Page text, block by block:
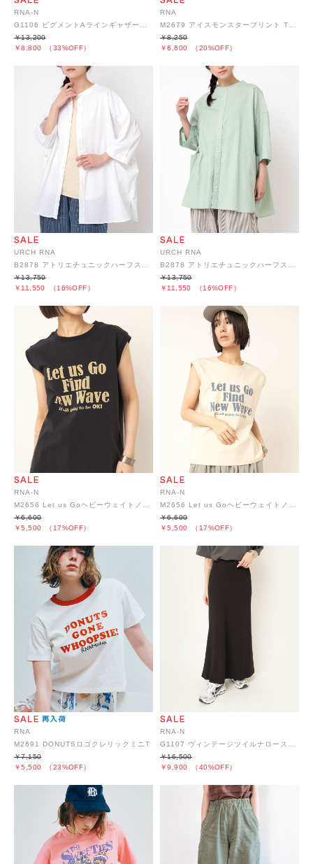
RNA-N
￥8,800 （33%OFF）
￥13,200
RNA
￥6,600 （20%OFF）
￥8,250
URCH RNA
￥11,550 （16%OFF）
￥13,750
URCH RNA
￥11,550 （16%OFF）
￥13,750
RNA-N
￥5,500 （17%OFF）
￥6,600
RNA-N
￥5,500 （17%OFF）
￥6,600
RNA
M2691 DONUTSロゴクレリックミニT
￥5,500 （23%OFF）
￥7,150
RNA-N
G1107 ヴィンテージツイルナロースカート
￥9,900 （40%OFF）
￥16,500